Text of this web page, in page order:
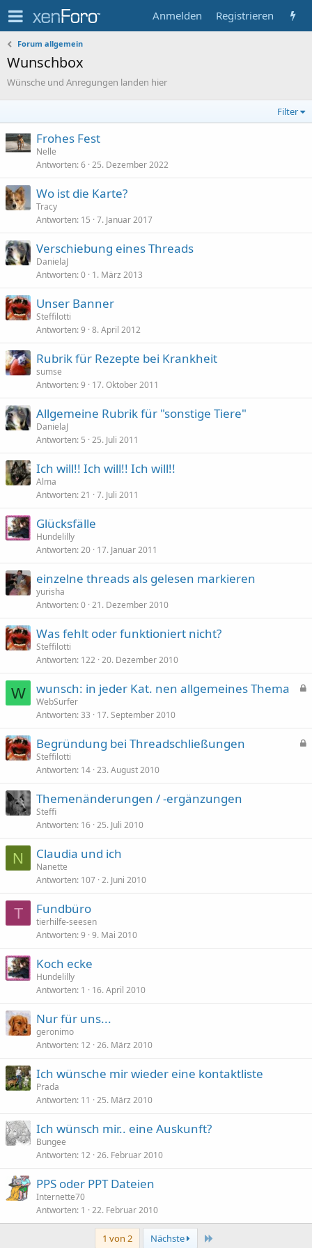
Anmelden Registrieren
Forum allgemein
Wunschbox
Wünsche und Anregungen landen hier
Filter
Frohes Fest
Nelle
Antworten 6 25. Dezember 2022
Wo ist die Karte?
Tracy
Antworten 15 7. Januar 2017
Verschiebung eines Threads
DanielaJ
Antworten 0 1. März 2013
Unser Banner
Steffilotti
Antworten 9 8. April 2012
Rubrik für Rezepte bei Krankheit
sumse
Antworten 9 17. Oktober 2011
Allgemeine Rubrik für "sonstige Tiere"
DanielaJ
Antworten 5 25. Juli 2011
Ich will!! Ich will!! Ich will!!
Alma
Antworten 21 7. Juli 2011
Glücksfälle
Hundelilly
Antworten 20 17. Januar 2011
einzelne threads als gelesen markieren
yurisha
Antworten 0 21. Dezember 2010
Was fehlt oder funktioniert nicht?
Steffilotti
Antworten 122 20. Dezember 2010
W
e
wunsch: in jeder Kat. nen allgemeines Thema
WebSurfer
Antworten 33 17. September 2010
Begründung bei Threadschließungen
Steffilotti
Antworten 14 23. August 2010
Themenänderungen / -ergänzungen
Steffi
Antworten 16 25. Juli 2010
N Claudia und ich
Nanette
Antworten 107 2. Juni 2010
T Fundbüro
tierhilfe-seesen
Antworten 9 9. Mai 2010
Koch ecke
Hundelilly
Antworten 1 16. April 2010
Nur für uns...
geronimo
Antworten 12 26. März 2010
Ich wünsche mir wieder eine kontaktliste
Prada
Antworten 11 25. März 2010
Ich wünsch mir.. eine Auskunft?
Bungee
Antworten 12 26. Februar 2010
PPS oder PPT Dateien
Internette70
Antworten 1 22. Februar 2010
1 von 2 Nächste Letzte